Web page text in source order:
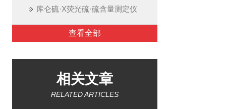
库仑硫·X荧光硫·硫含量测定仪
查看全部
相关文章
RELATED ARTICLES